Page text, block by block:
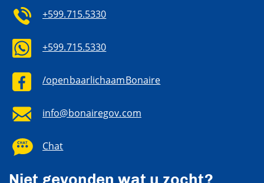
+599.715.5330
+599.715.5330
/openbaarlichaamBonaire
info@bonairegov.com
Chat